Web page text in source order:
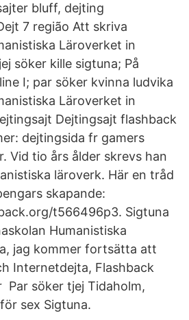
bluff, dejting
7 região Att skriva
Läroverket in
söker kille sigtuna; På
I; par söker kvinna ludvika
Läroverket in
Dejtingsajt flashback
dejtingsida fr gamers
Vid tio års ålder skrevs han
läroverk. Här en tråd
skapande:
t566496p3. Sigtuna
Humanistiska
jag kommer fortsätta att
Internetdejta, Flashback
Par söker tjej Tidaholm,
sex Sigtuna.